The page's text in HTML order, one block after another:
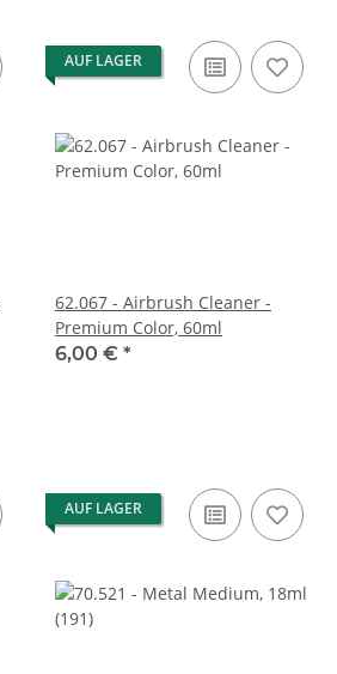
AUF LAGER
62.067 - Airbrush Cleaner -
Premium Color, 60ml
6,00 € *
AUF LAGER